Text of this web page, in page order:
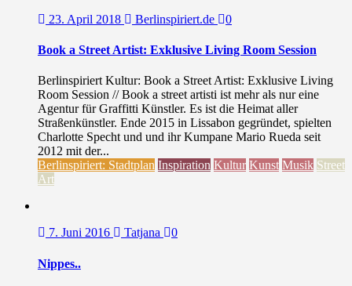
23. April 2018 Berlinspiriert.de 0
Book a Street Artist: Exklusive Living Room Session
Berlinspiriert Kultur: Book a Street Artist: Exklusive Living
Room Session // Book a street artisti ist mehr als nur eine
Agentur für Graffitti Künstler. Es ist die Heimat aller
Straßenkünstler. Ende 2015 in Lissabon gegründet, spielten
Charlotte Specht und und ihr Kumpane Mario Rueda seit
2012 mit der...
Berlinspiriert: Stadtplan Inspiration Kultur Kunst Musik Street
Art
7. Juni 2016 Tatjana 0
Nippes..